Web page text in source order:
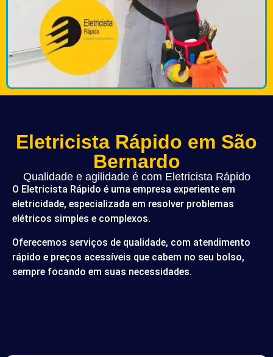
Eletricista Rápido em São
Bernardo
Qualidade e agilidade é com Eletricista Rápido
O Eletricista Rápido é uma empresa experiente em
eletricidade, especializada em resolver problemas
elétricos simples e complexos.
Oferecemos serviços de qualidade, com atendimento
rápido e preços acessíveis que cabem no seu bolso,
sempre focando em suas necessidades.